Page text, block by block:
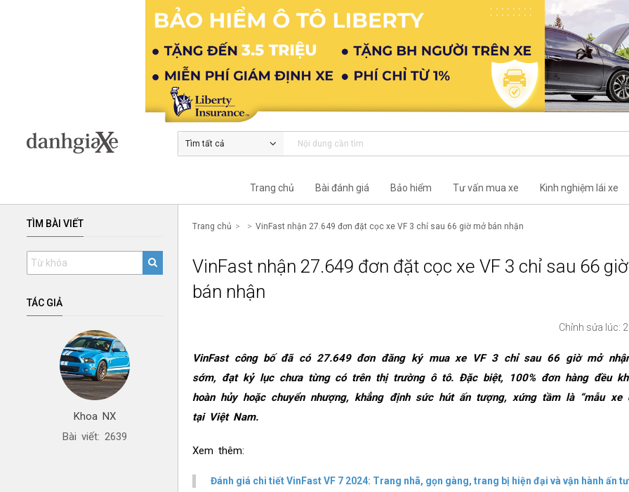
Tìm tất cả
Trang chủ Bài đánh giá Bảo hiểm Tư vấn mua xe Kinh nghiệm lái xe
TÌM BÀI VIẾT
TÁC GIẢ
Khoa NX
Bài viết: 2639
Trang chủ VinFast nhận 27.649 đơn đặt cọc xe VF 3 chỉ sau 66 giờ mở bán nhận
VinFast nhận 27.649 đơn đặt cọc xe VF 3 chỉ sau 66
bán nhận
Chỉnh sửa lúc:
VinFast công bố đã có 27.649 đơn đăng ký mua xe VF 3 chỉ sau 66 giờ mở
sớm, đạt kỷ lục chưa từng có trên thị trường ô tô. Đặc biệt, 100% đơn hàng đều
hoàn hủy hoặc chuyển nhượng, khẳng định sức hút ấn tượng, xứng tầm là “mẫu xe
tại Việt Nam.
Xem thêm:
Đánh giá chi tiết VinFast VF 7 2024: Trang nhã, gọn gàng, trang bị hiện đại và vận hành ấn